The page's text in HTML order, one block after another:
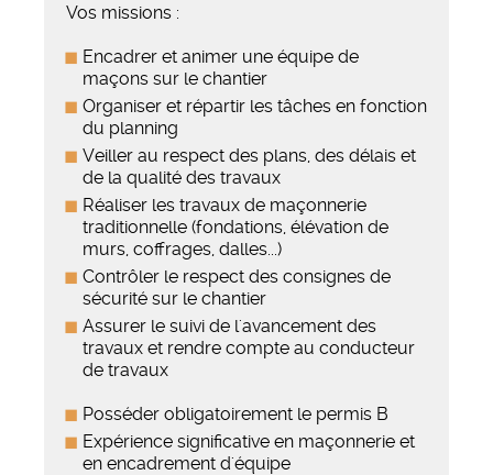
Vos missions :
Encadrer et animer une équipe de
maçons sur le chantier
Organiser et répartir les tâches en fonction
du planning
Veiller au respect des plans, des délais et
de la qualité des travaux
Réaliser les travaux de maçonnerie
traditionnelle (fondations, élévation de
murs, coffrages, dalles...)
Contrôler le respect des consignes de
sécurité sur le chantier
Assurer le suivi de l'avancement des
travaux et rendre compte au conducteur
de travaux
Posséder obligatoirement le permis B
Expérience significative en maçonnerie et
en encadrement d'équipe